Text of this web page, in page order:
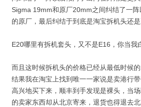
Sigma 19mm和原厂20mm之间纠结了一
的原厂，最后纠结于到底是淘宝拆机头还
E20哪里有拆机套头，又不是E16，你当我
而且这时候拆机头的价格已经从最低时候
结果我在淘宝上找到唯一一家说是卖港行
高兴地买下来，顺丰到手发现是裸头，当
的卖家东西却从北京寄来，退货也得退去